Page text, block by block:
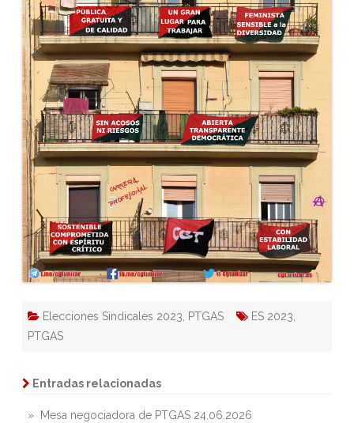
Elecciones Sindicales 2023, PTGAS ES 2023,
PTGAS
Entradas relacionadas
» Mesa negociadora de PTGAS 24.06.2026